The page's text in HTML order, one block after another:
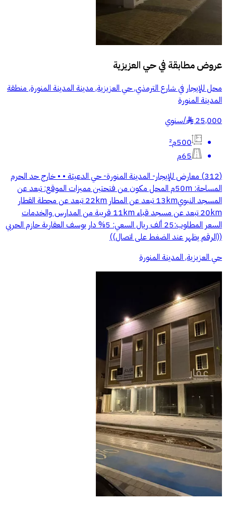
عروض مطابقة فيحي العزيزية
محل للإيجار في شارع الترمذي, حي العزيزية, مدينة المدينة المنورة, منطقة
المدينة المنورة
25,000
§
/سنوي
500م²
65م
(312) معارض للإيجار- المدينة المنورة- حي الدعيثة • • خارج حد الحرم
المساحة: 50mم المحل مكون من فتحتين مميزات الموقع: تبعد عن
المسجد النبوي13km تبعد عن المطار 22km تبعد عن محطة القطار
20km تبعد عن مسجد قباء 11km قريبة من المدارس والخدمات
السعر المطلوب:25 ألف ريال السعي: 5% دار يوسف العقارية حازم الحربي
((الرقم يظهر عند الضغط على اتصال))
حي العزيزية, المدينة المنورة